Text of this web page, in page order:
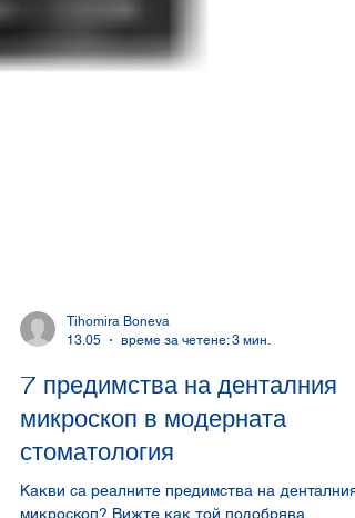
13.05
време за четене: 3 мин.
7 предимства на денталния
микроскоп в модерната
стоматология